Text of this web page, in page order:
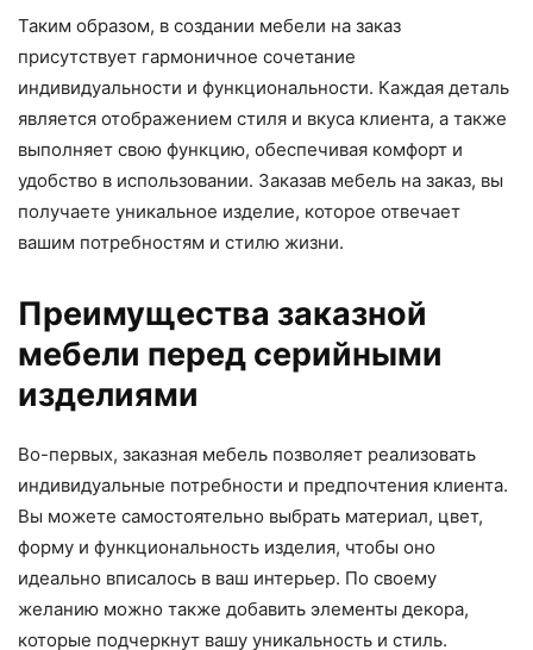
Таким образом, в создании мебели на заказ
присутствует гармоничное сочетание
индивидуальности и функциональности. Каждая деталь
является отображением стиля и вкуса клиента, а также
выполняет свою функцию, обеспечивая комфорт и
удобство в использовании. Заказав мебель на заказ, вы
получаете уникальное изделие, которое отвечает
вашим потребностям и стилю жизни.
Преимущества заказной
мебели перед серийными
изделиями
Во-первых, заказная мебель позволяет реализовать
индивидуальные потребности и предпочтения клиента.
Вы можете самостоятельно выбрать материал, цвет,
форму и функциональность изделия, чтобы оно
идеально вписалось в ваш интерьер. По своему
желанию можно также добавить элементы декора,
которые подчеркнут вашу уникальность и стиль.